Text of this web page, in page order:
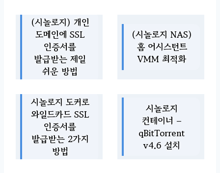
(시놀로지) 개인
도메인에 SSL
인증서를
발급받는 제일
쉬운 방법
(시놀로지 NAS)
홈 어시스턴트
VMM 최적화
시놀로지 도커로
와일드카드 SSL
인증서를
발급받는 2가지
방법
시놀로지
컨테이너 –
qBitTorrent
v4.6 설치